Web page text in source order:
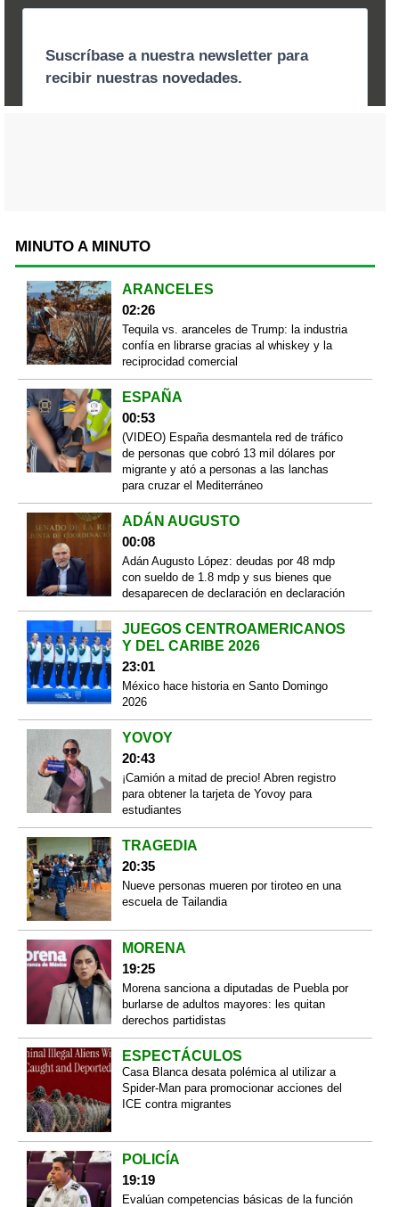
MINUTO A MINUTO
ARANCELES
02:26
Tequila vs. aranceles de Trump: la industria
confía en librarse gracias al whiskey y la
reciprocidad comercial
ESPAÑA
00:53
(VIDEO) España desmantela red de tráfico
de personas que cobró 13 mil dólares por
migrante y ató a personas a las lanchas
para cruzar el Mediterráneo
ADÁN AUGUSTO
00:08
Adán Augusto López: deudas por 48 mdp
con sueldo de 1.8 mdp y sus bienes que
desaparecen de declaración en declaración
JUEGOS CENTROAMERICANOS
Y DEL CARIBE 2026
23:01
México hace historia en Santo Domingo
2026
YOVOY
20:43
¡Camión a mitad de precio! Abren registro
para obtener la tarjeta de Yovoy para
estudiantes
TRAGEDIA
20:35
Nueve personas mueren por tiroteo en una
escuela de Tailandia
MORENA
19:25
Morena sanciona a diputadas de Puebla por
burlarse de adultos mayores: les quitan
derechos partidistas
ESPECTÁCULOS
Casa Blanca desata polémica al utilizar a
Spider-Man para promocionar acciones del
ICE contra migrantes
POLICÍA
19:19
Evalúan competencias básicas de la función